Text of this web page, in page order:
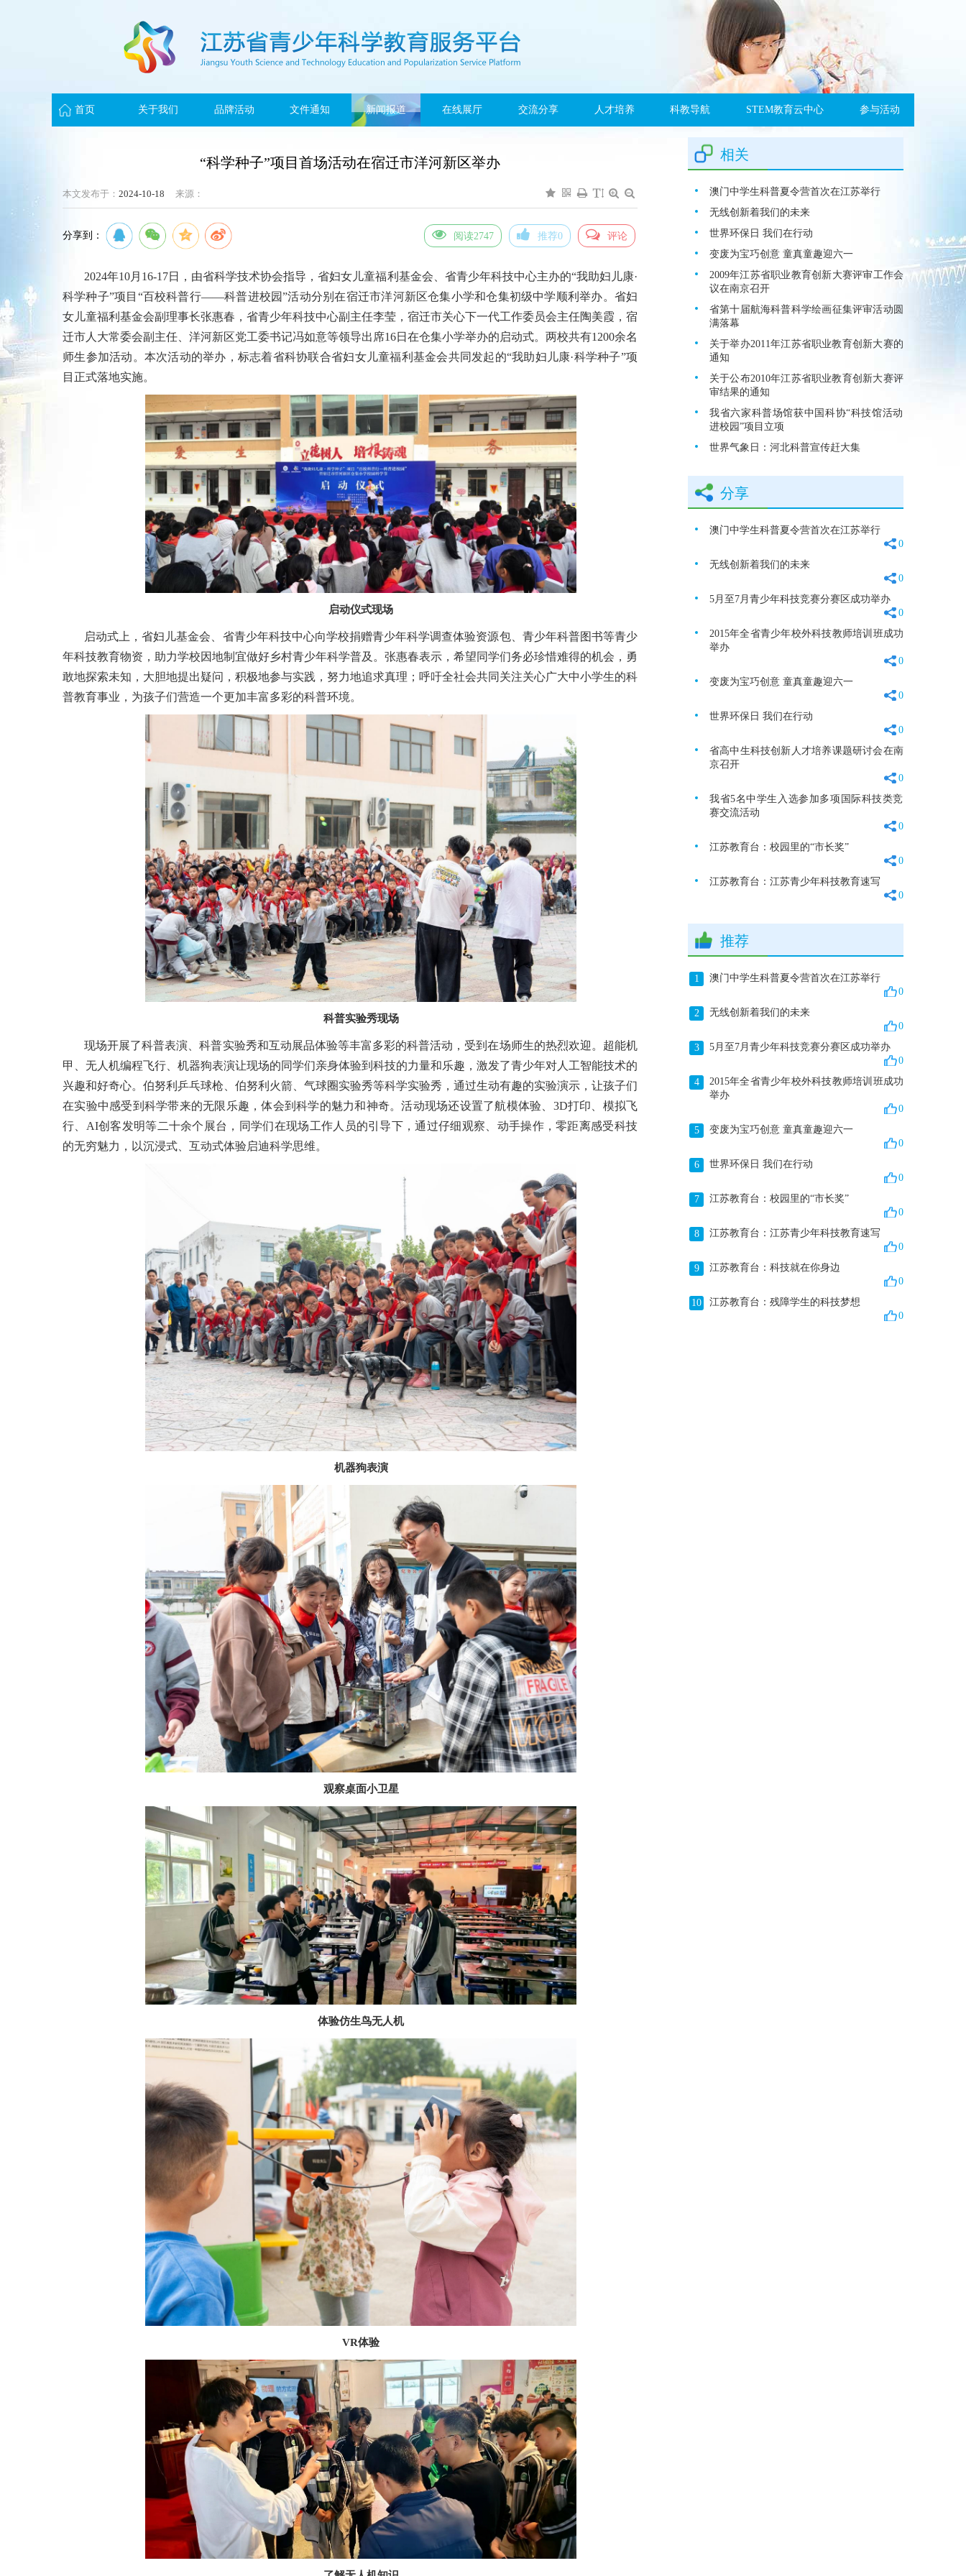
首页 关于我们 品牌活动 文件通知 新闻报道 在线展厅 交流分享 人才培养 科教导航 STEM教育云中心 参与活动
“科学种子”项目首场活动在宿迁市洋河新区举办
本文发布于： 2024-10-18 来源：
分享到： 阅读2747 推荐0 评论
2024年10月16-17日，由省科学技术协会指导，省妇女儿童福利基金会、省青少年科技中心主办的“我助妇儿康·
科学种子”项目“百校科普行——科普进校园”活动分别在宿迁市洋河新区仓集小学和仓集初级中学顺利举办。省妇
女儿童福利基金会副理事长张惠春，省青少年科技中心副主任李莹，宿迁市关心下一代工作委员会主任陶美霞，宿
迁市人大常委会副主任、洋河新区党工委书记冯如意等领导出席16日在仓集小学举办的启动式。两校共有1200余名
师生参加活动。本次活动的举办，标志着省科协联合省妇女儿童福利基金会共同发起的“我助妇儿康·科学种子”项
目正式落地实施。
启动仪式现场
启动式上，省妇儿基金会、省青少年科技中心向学校捐赠青少年科学调查体验资源包、青少年科普图书等青少
年科技教育物资，助力学校因地制宜做好乡村青少年科学普及。张惠春表示，希望同学们务必珍惜难得的机会，勇
敢地探索未知，大胆地提出疑问，积极地参与实践，努力地追求真理；呼吁全社会共同关注关心广大中小学生的科
普教育事业，为孩子们营造一个更加丰富多彩的科普环境。
科普实验秀现场
现场开展了科普表演、科普实验秀和互动展品体验等丰富多彩的科普活动，受到在场师生的热烈欢迎。超能机
甲、无人机编程飞行、机器狗表演让现场的同学们亲身体验到科技的力量和乐趣，激发了青少年对人工智能技术的
兴趣和好奇心。伯努利乒乓球枪、伯努利火箭、气球圈实验秀等科学实验秀，通过生动有趣的实验演示，让孩子们
在实验中感受到科学带来的无限乐趣，体会到科学的魅力和神奇。活动现场还设置了航模体验、3D打印、模拟飞
行、AI创客发明等二十余个展台，同学们在现场工作人员的引导下，通过仔细观察、动手操作，零距离感受科技
的无穷魅力，以沉浸式、互动式体验启迪科学思维。
机器狗表演
观察桌面小卫星
体验仿生鸟无人机
VR体验
相关
澳门中学生科普夏令营首次在江苏举行
无线创新着我们的未来
世界环保日 我们在行动
变废为宝巧创意 童真童趣迎六一
2009年江苏省职业教育创新大赛评审工作会
议在南京召开
省第十届航海科普科学绘画征集评审活动圆
满落幕
关于举办2011年江苏省职业教育创新大赛的
通知
关于公布2010年江苏省职业教育创新大赛评
审结果的通知
我省六家科普场馆获中国科协“科技馆活动
进校园”项目立项
世界气象日：河北科普宣传赶大集
分享
澳门中学生科普夏令营首次在江苏举行
0
无线创新着我们的未来
0
5月至7月青少年科技竞赛分赛区成功举办
0
2015年全省青少年校外科技教师培训班成功
举办
0
变废为宝巧创意 童真童趣迎六一
0
世界环保日 我们在行动
0
省高中生科技创新人才培养课题研讨会在南
京召开
0
我省5名中学生入选参加多项国际科技类竞
赛交流活动
0
江苏教育台：校园里的“市长奖”
0
江苏教育台：江苏青少年科技教育速写
0
推荐
1
澳门中学生科普夏令营首次在江苏举行
0
2
无线创新着我们的未来
0
3
5月至7月青少年科技竞赛分赛区成功举办
0
4
2015年全省青少年校外科技教师培训班成功
举办
0
5
变废为宝巧创意 童真童趣迎六一
0
6
世界环保日 我们在行动
0
7
江苏教育台：校园里的“市长奖”
0
8
江苏教育台：江苏青少年科技教育速写
0
9
江苏教育台：科技就在你身边
0
10
江苏教育台：残障学生的科技梦想
0